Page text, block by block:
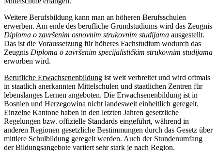
Weitere Berufsbildung kann man an höheren Berufsschulen
erwerben. Am ende des berufliche Grundstudiums wird das Zeugnis
Diploma o završenim osnovnim strukovnim studijama ausgestellt.
Das ist die Voraussetzung für höheres Fachstudium wodurch das
Zeugnis Diploma o završenim specijalističkim strukovnim studijama
erworben wird.
Berufliche Erwachsenenbildung ist weit verbreitet und wird oftmals
in staatlich anerkannten Mittelschulen und staatlichen Zentren für
lebenslanges Lernen angeboten. Die Erwachsenenbildung ist in
Bosnien und Herzegowina nicht landesweit einheitlich geregelt.
Einzelne Kantone haben in den letzten Jahren gesetzliche
Regelungen bzw. offizielle Standards eingeführt, während in
anderen Regionen gesetzliche Bestimmungen durch das Gesetz über
mittlere Schulbildung geregelt werden. Auch der Stundenumfang
der Bildungsangebote variiert sehr stark je nach Region.